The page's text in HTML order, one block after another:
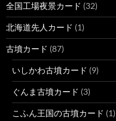
全国工場夜景カード (32)
北海道先人カード (1)
古墳カード (87)
いしかわ古墳カード (9)
ぐんま古墳カード (3)
こふん王国の古墳カード (1)